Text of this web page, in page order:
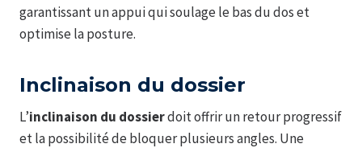
garantissant un appui qui soulage le bas du dos et
optimise la posture.
Inclinaison du dossier
L’inclinaison du dossierdoit offrir un retour progressif
et la possibilité de bloquer plusieurs angles. Une